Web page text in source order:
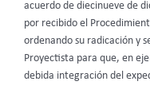
acuerdo de diecinueve de
por recibido el
ordenando su radicación y
Proyectista para que, en
debida integración del